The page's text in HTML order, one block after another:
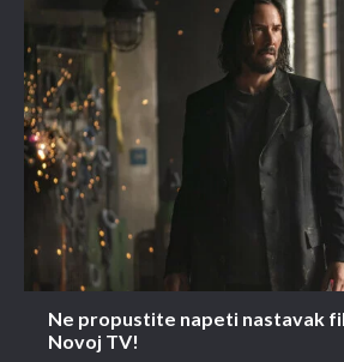
Ne propustite napeti nastavak
Novoj TV!